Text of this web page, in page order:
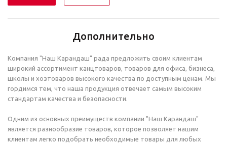
Дополнительно
Компания "Наш Карандаш" рада предложить своим клиентам
широкий ассортимент канцтоваров, товаров для офиса, бизнеса,
школы и хозтоваров высокого качества по доступным ценам. Мы
гордимся тем, что наша продукция отвечает самым высоким
стандартам качества и безопасности.
Одним из основных преимуществ компании "Наш Карандаш"
является разнообразие товаров, которое позволяет нашим
клиентам легко подобрать необходимые товары для любых